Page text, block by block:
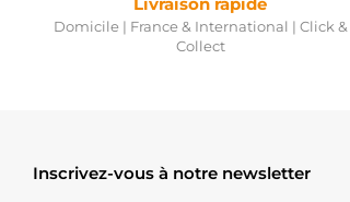
Livraison rapide
Domicile | France & International | Click &
Collect
Inscrivez-vous à notre newsletter